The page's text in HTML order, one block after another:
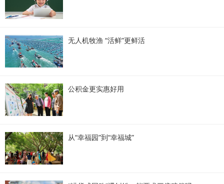
无人机牧渔 “活鲜”更鲜活
公积金更实惠好用
从“幸福园”到“幸福城”